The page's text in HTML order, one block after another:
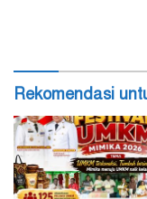
Rekomendasi